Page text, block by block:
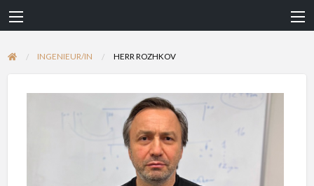
INGENIEUR/IN HERR ROZHKOV